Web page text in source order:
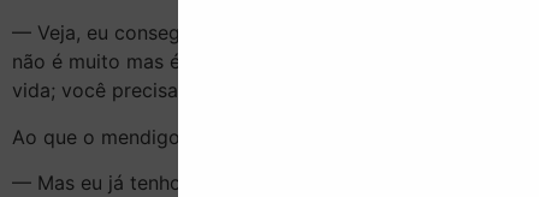
— Veja, eu consegui fazer algo em troca de moedas,
não é muito mas é um pouco, dá pra recomeçar minha
vida; você precisa se levantar e fazer o mesmo.
Ao que o mendigo respondeu:
— Mas eu já tenho o meu trabalho, eu cuido do cão.